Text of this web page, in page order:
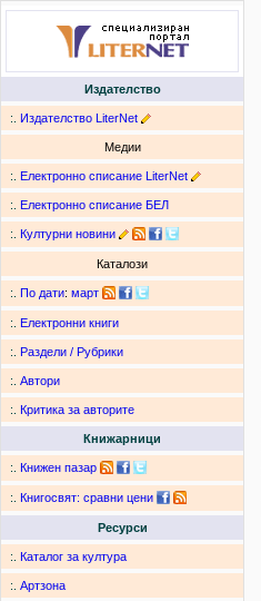
Издателство
:. Издателство LiterNet
Медии
:. Електронно списание LiterNet
:. Електронно списание БЕЛ
:. Културни новини
Каталози
:. По дати: март
:. Електронни книги
:. Раздели / Рубрики
:. Автори
:. Критика за авторите
Книжарници
:. Книжен пазар
:. Книгосвят: сравни цени
Ресурси
:. Каталог за култура
:. Артзона